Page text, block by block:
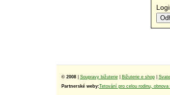
© 2008 Soupravy bižuterie| Bižuterie e shop|
Partnerské weby:Tetování pro celou rodinu, obnova